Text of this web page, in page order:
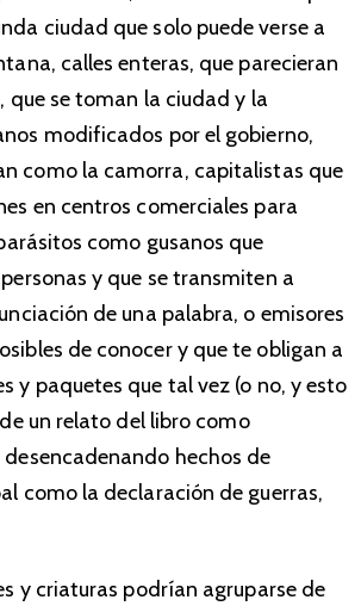
ciudad que solo puede verse a
calles enteras, que parecieran
que se toman la ciudad y la
modificados por el gobierno,
como la camorra, capitalistas que
en centros comerciales para
como gusanos que
y que se transmiten a
de una palabra, o emisores
de conocer y que te obligan a
y paquetes que tal vez (o no, y esto
un relato del libro como
hechos de
como la declaración de guerras,
y criaturas podrían agruparse de